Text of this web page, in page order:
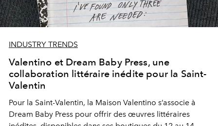
INDUSTRY TRENDS
Valentino et Dream Baby Press, une
collaboration littéraire inédite pour la Saint-
Valentin
Pour la Saint-Valentin, la Maison Valentino s’associe à
Dream Baby Press pour offrir des œuvres littéraires